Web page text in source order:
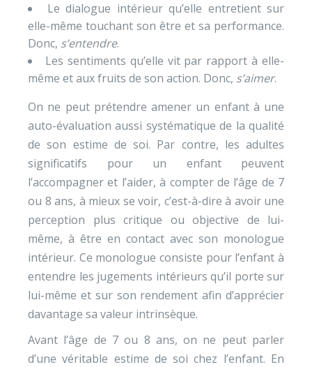
Le dialogue intérieur qu’elle entretient sur
elle-même touchant son être et sa performance.
Donc, s’entendre.
Les sentiments qu’elle vit par rapport à elle-
même et aux fruits de son action. Donc, s’aimer.
On ne peut prétendre amener un enfant à une
auto-évaluation aussi systématique de la qualité
de son estime de soi. Par contre, les adultes
significatifs pour un enfant peuvent
l’accompagner et l’aider, à compter de l’âge de 7
ou 8 ans, à mieux se voir, c’est-à-dire à avoir une
perception plus critique ou objective de lui-
même, à être en contact avec son monologue
intérieur. Ce monologue consiste pour l’enfant à
entendre les jugements intérieurs qu’il porte sur
lui-même et sur son rendement afin d’apprécier
davantage sa valeur intrinsèque.
Avant l’âge de 7 ou 8 ans, on ne peut parler
d’une véritable estime de soi chez l’enfant. En